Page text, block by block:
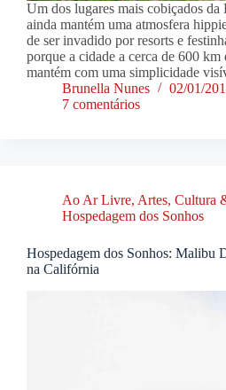
Um dos lugares mais cobiçados da
ainda mantém uma atmosfera
de ser invadido por resorts e
porque a cidade a cerca de 600 km
mantém com uma simplicidade
Brunella Nunes
02/01/
7 comentários
Ao Ar Livre, Artes, Cultura
Hospedagem dos Sonhos
Hospedagem dos Sonhos: Malibu
na Califórnia